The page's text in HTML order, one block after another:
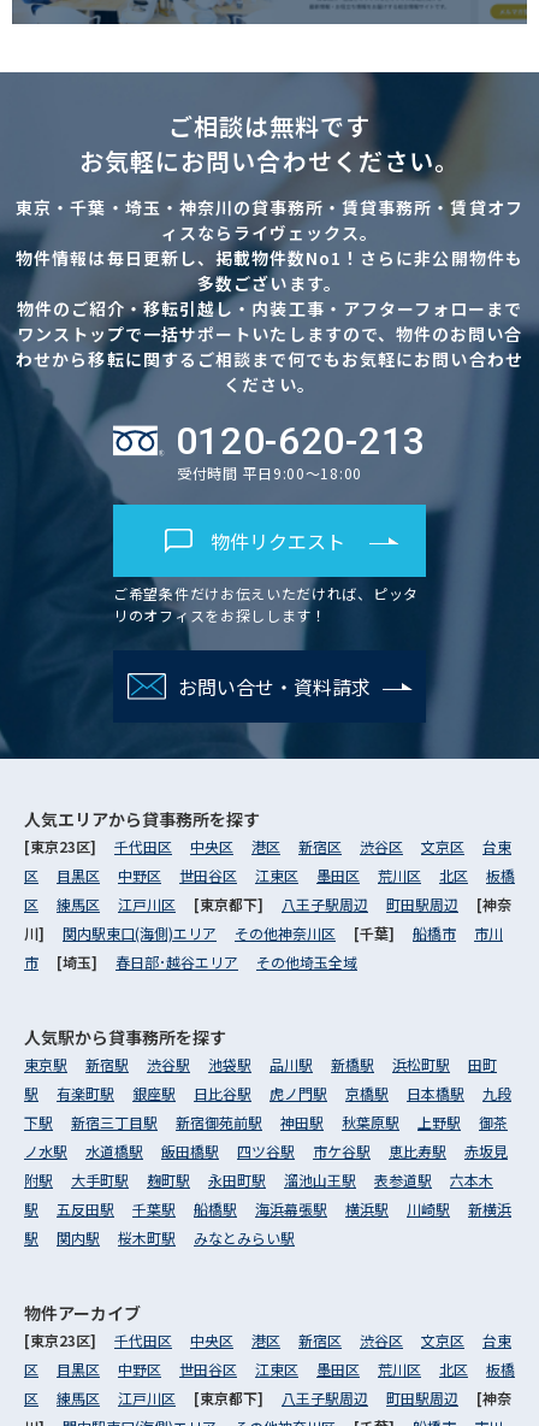
ご相談は無料です
お気軽にお問い合わせください。
東京・千葉・埼玉・神奈川の貸事務所・賃貸事務所・賃貸オフ
ィスならライヴェックス。
物件情報は毎日更新し、掲載物件数No1！さらに非公開物件も
多数ございます。
物件のご紹介・移転引越し・内装工事・アフターフォローまで
ワンストップで一括サポートいたしますので、物件のお問い合
わせから移転に関するご相談まで何でもお気軽にお問い合わせ
ください。
0120-620-213
受付時間 平日9:00～18:00
物件リクエスト
ご希望条件だけお伝えいただければ、ピッタ
リのオフィスをお探しします！
お問い合せ・資料請求
人気エリアから貸事務所を探す
[東京23区] 千代田区 中央区 港区 新宿区 渋谷区 文京区
台東
区
目黒区 中野区 世田谷区 江東区 墨田区 荒川区 北区
板橋
区
練馬区 江戸川区 [東京都下] 八王子駅周辺 町田駅周辺
[神奈
川] 関内駅東口(海側)エリア その他神奈川区 [千葉] 船橋市
市川
市
[埼玉] 春日部･越谷エリア その他埼玉全域
人気駅から貸事務所を探す
東京駅 新宿駅 渋谷駅 池袋駅 品川駅 新橋駅 浜松町駅
田町
駅
有楽町駅 銀座駅 日比谷駅 虎ノ門駅 京橋駅 日本橋駅
九段
下駅
新宿三丁目駅 新宿御苑前駅 神田駅 秋葉原駅 上野駅
御茶
ノ水駅
水道橋駅 飯田橋駅 四ツ谷駅 市ケ谷駅 恵比寿駅
赤坂見
附駅
大手町駅 麹町駅 永田町駅 溜池山王駅 表参道駅
六本木
駅
五反田駅 千葉駅 船橋駅 海浜幕張駅 横浜駅 川崎駅
新横浜
駅
関内駅 桜木町駅 みなとみらい駅
物件アーカイブ
[東京23区] 千代田区 中央区 港区 新宿区 渋谷区 文京区
台東
区
目黒区 中野区 世田谷区 江東区 墨田区 荒川区 北区
板橋
区
練馬区 江戸川区 [東京都下] 八王子駅周辺 町田駅周辺
[神奈